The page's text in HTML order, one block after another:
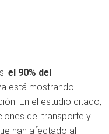
el 90% del
está mostrando
En el estudio citado,
del transporte y
han afectado al